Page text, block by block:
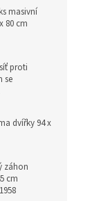
masivní
80 cm
proti
se
dvířky 94 x
záhon
cm